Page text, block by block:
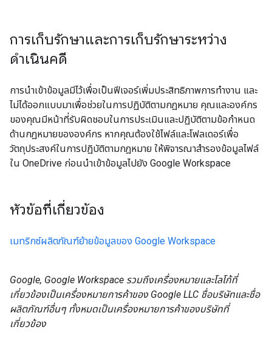
การเก็บรักษาและการเก็บรักษาระหว่าง
ดำเนินคดี
การนำเข้าข้อมูลมีไว้เพื่อเป็นฟีเจอร์เพิ่มประสิทธิภาพการทำงาน และ
ไม่ได้ออกแบบมาเพื่อช่วยในการปฏิบัติตามกฎหมาย คุณและองค์กร
ของคุณมีหน้าที่รับผิดชอบในการประเมินและปฏิบัติตามข้อกำหนด
ด้านกฎหมายขององค์กร หากคุณต้องใช้ไฟล์และโฟลเดอร์เพื่อ
วัตถุประสงค์ในการปฏิบัติตามกฎหมาย ให้พิจารณาสำรองข้อมูลไฟล์
ใน OneDrive ก่อนนำเข้าข้อมูลไปยัง Google Workspace
หัวข้อที่เกี่ยวข้อง
เมทริกซ์ผลิตภัณฑ์ย้ายข้อมูลของ Google Workspace
Google, Google Workspace รวมถึงเครื่องหมายและโลโก้ที่
เกี่ยวข้องเป็นเครื่องหมายการค้าของ Google LLC ชื่อบริษัทและชื่อ
ผลิตภัณฑ์อื่นๆ ทั้งหมดเป็นเครื่องหมายการค้าของบริษัทที่
เกี่ยวข้อง